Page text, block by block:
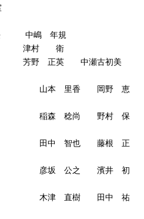
年規
村 衛
英 中瀬古初美
岡野 恵
野村 保
藤根 正
濱井 初
田中 祐